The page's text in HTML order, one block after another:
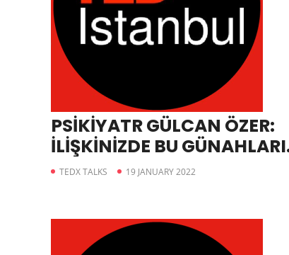
PSİKİYATR GÜLCAN ÖZER:
İLİŞKİNİZDE BU GÜNAHLARI
İŞLEMEYİN
TEDX TALKS 19 JANUARY 2022